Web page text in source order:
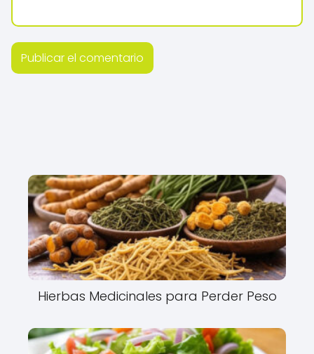
Hierbas Medicinales para Perder Peso